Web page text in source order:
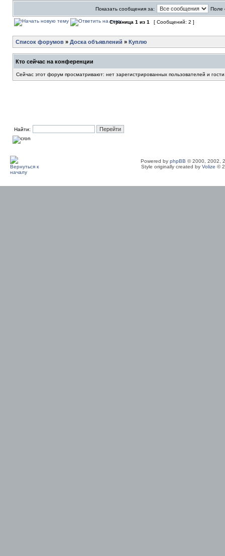
Показать сообщения за: Поле
Страница 1 из 1 [ Сообщений: 2 ]
Список форумов » Доска объявлений » Куплю
Кто сейчас на конференции
Сейчас этот форум просматривают: нет зарегистрированных пользователей и
Найти:
Powered by phpBB © 2000, 2002,
Style originally created by Volize ©